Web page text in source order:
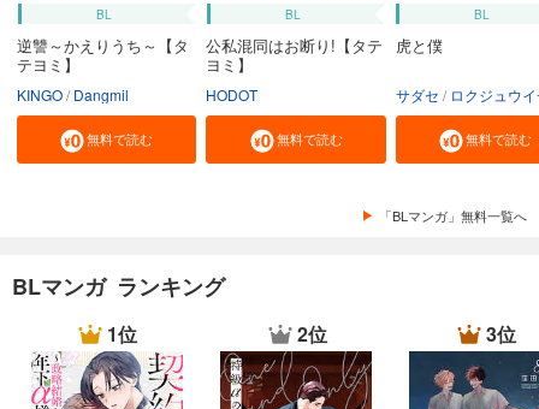
BL
逆讐～かえりうち～【タ
テヨミ】
KINGO Dangmil
無料で読む
BL
公私混同はお断り!【タテ
ヨミ】
HODOT
無料で読む
BL
虎と僕
サダセ ロクジュウ
無料で読む
「BLマンガ」無料一覧へ
BLマンガ ランキング
1位 2位 3位